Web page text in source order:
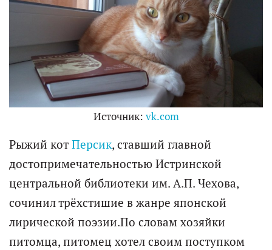
Источник: vk.com
Рыжий кот Персик, ставший главной
достопримечательностью Истринской
центральной библиотеки им. А.П. Чехова,
сочинил трёхстишие в жанре японской
лирической поэзии.По словам хозяйки
питомца, питомец хотел своим поступком